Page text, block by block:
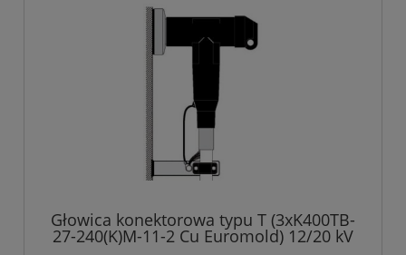
Głowica konektorowa typu T (3xK400TB-
27-240(K)M-11-2 Cu Euromold) 12/20 kV